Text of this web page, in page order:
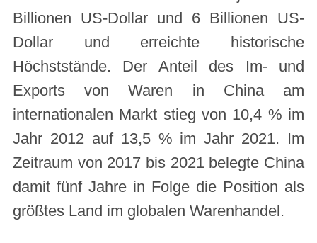
Billionen US-Dollar und 6 Billionen US-
Dollar und erreichte historische
Höchststände. Der Anteil des Im- und
Exports von Waren in China am
internationalen Markt stieg von 10,4 % im
Jahr 2012 auf 13,5 % im Jahr 2021. Im
Zeitraum von 2017 bis 2021 belegte China
damit fünf Jahre in Folge die Position als
größtes Land im globalen Warenhandel.